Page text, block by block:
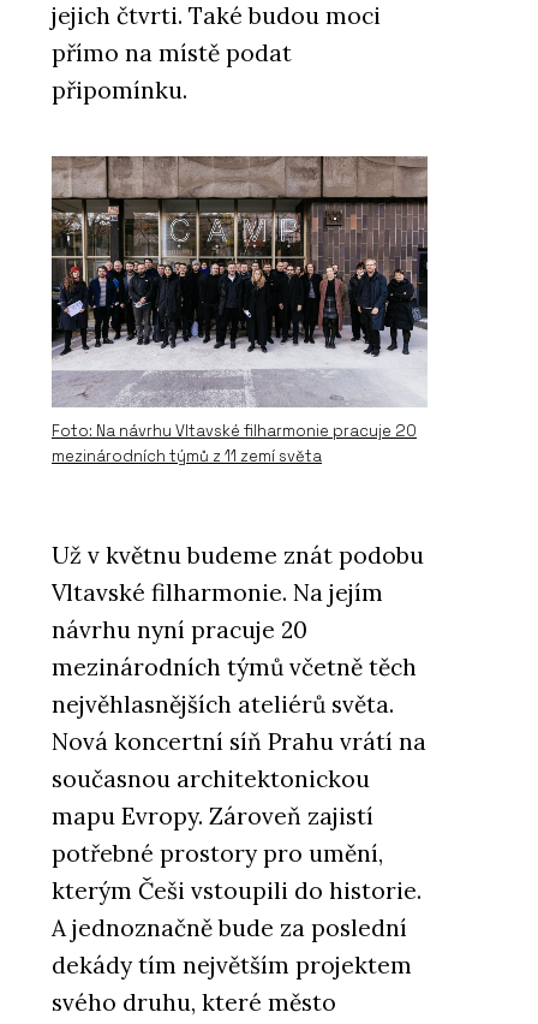
jejich čtvrti. Také budou moci
přímo na místě podat
připomínku.
Foto: Na návrhu Vltavské filharmonie pracuje 20
mezinárodních týmů z 11 zemí světa
Už v květnu budeme znát podobu
Vltavské filharmonie. Na jejím
návrhu nyní pracuje 20
mezinárodních týmů včetně těch
nejvěhlasnějších ateliérů světa.
Nová koncertní síň Prahu vrátí na
současnou architektonickou
mapu Evropy. Zároveň zajistí
potřebné prostory pro umění,
kterým Češi vstoupili do historie.
A jednoznačně bude za poslední
dekády tím největším projektem
svého druhu, které město